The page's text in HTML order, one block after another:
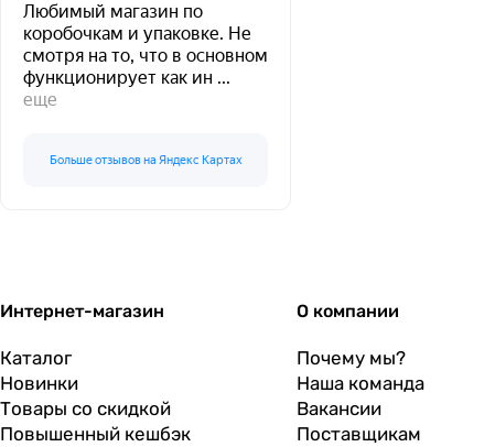
Любимый магазин по
коробочкам и упаковке. Не
смотря на то, что в основном
функционирует как ин ...
еще
Больше отзывов на Яндекс Картах
Интернет-магазин
Каталог
Новинки
Товары со скидкой
Повышенный кешбэк
О компании
Почему мы?
Наша команда
Вакансии
Поставщикам